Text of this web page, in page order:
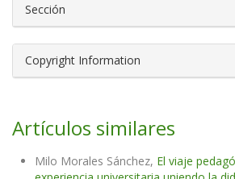
Sección
Copyright Information
Artículos similares
Milo Morales Sánchez, El viaje